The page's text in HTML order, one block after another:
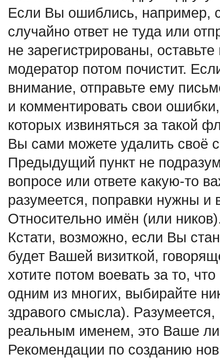
Если Вы ошиблись, например,
случайно ответ не туда или
не зарегистрированы,
модератор потом почистит.
внимание, отправьте ему
и комментировать свои
которых извиняться за такой
Вы сами можете удалить своё
Предыдущий пункт не
вопросе или ответе какую-то
разумеется, поправки нужны и
Относительно имён (или
Кстати, возможно, если Вы
будет Вашей визиткой,
хотите потом воевать за то,
одним из многих, выбирайте
здравого смысла).
реальным именем, это Ваше
Рекомендации по созданию